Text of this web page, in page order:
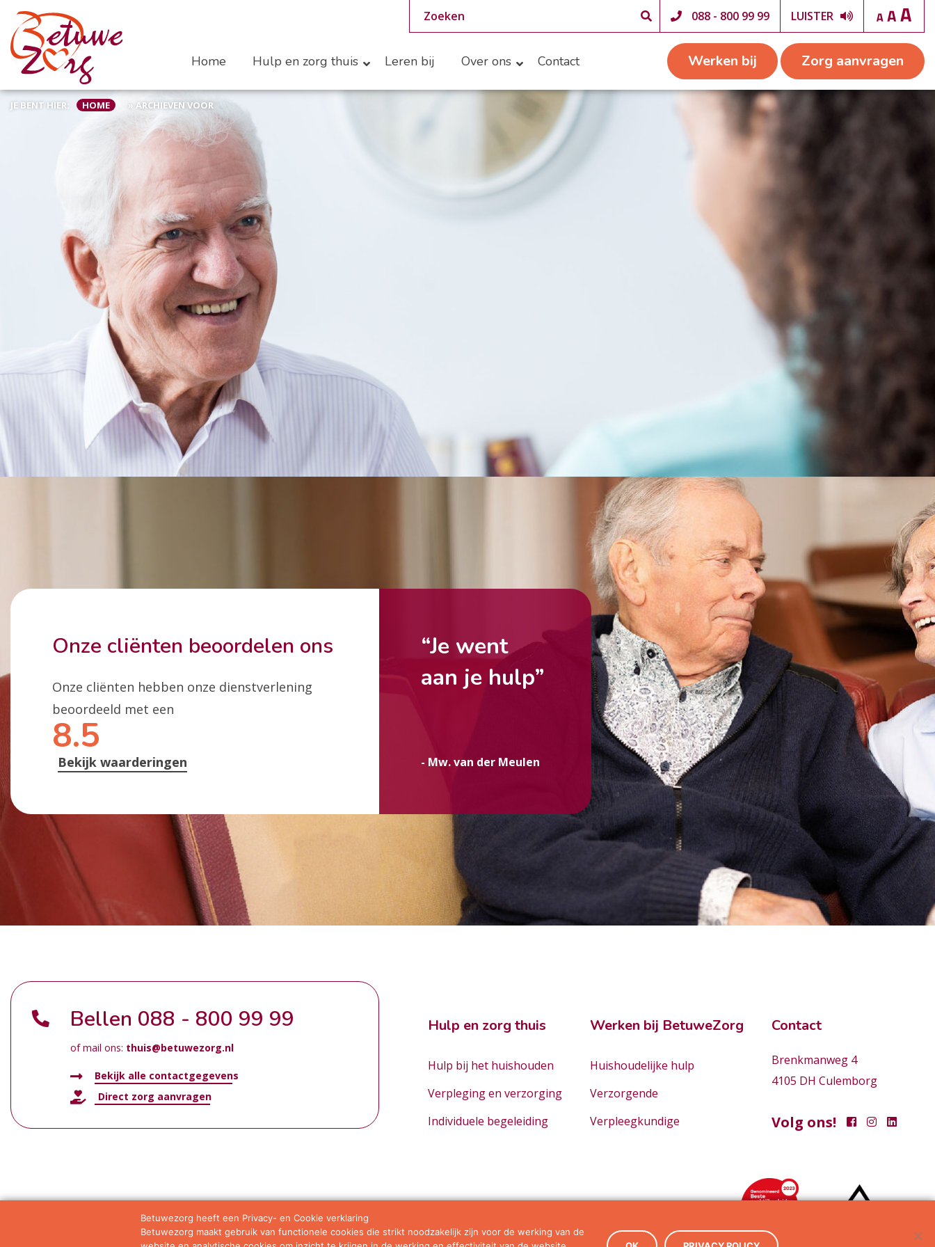
088 - 800 99 99 LUISTER
Home Hulp en zorg thuis Leren bij Over ons Contact Werken bij Zorg aanvragen
JE BENT HIER: HOME » ARCHIEVEN VOOR
Onze cliënten beoordelen ons
Onze cliënten hebben onze dienstverlening
beoordeeld met een
8.5
Bekijk waarderingen
“Je went
aan je hulp”
- Mw. van der Meulen
Bellen 088 - 800 99 99
of mail ons: thuis@betuwezorg.nl
Bekijk alle contactgegevens
Direct zorg aanvragen
Hulp en zorg thuis
Hulp bij het huishouden
Verpleging en verzorging
Individuele begeleiding
Werken bij BetuweZorg
Huishoudelijke hulp
Verzorgende
Verpleegkundige
Contact
Brenkmanweg 4
4105 DH Culemborg
Volg ons!
Privacy statement Algemene voorwaarden
Betuwezorg heeft een Privacy- en Cookie verklaring
Betuwezorg maakt gebruik van functionele cookies die strikt noodzakelijk zijn voor de werking van de